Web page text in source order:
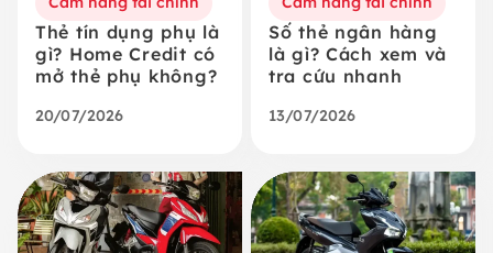
Thẻ tín dụng phụ là
gì? Home Credit có
mở thẻ phụ không?
20/07/2026
Số thẻ ngân hàng
là gì? Cách xem và
tra cứu nhanh
13/07/2026